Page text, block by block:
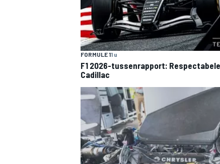
FORMULE 11 u
F1 2026-tussenrapport:
Cadillac